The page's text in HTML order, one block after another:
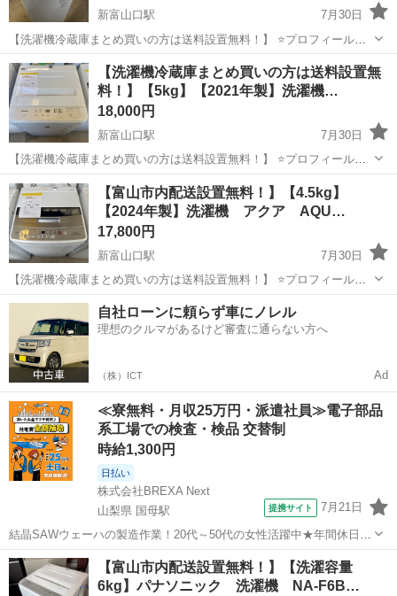
新富山口駅
7月30日
【洗濯機冷蔵庫まとめ買いの方は送料設置無料！】 ⭐️プロフィールを
お読みになってから、ご連絡下さい！ 倉庫にスタッフ常駐しており
ません！ アポイントなしでの直接の訪問はお控えくださいませ！ ま
た隣にある大きな倉庫は別会社...
富山 富山市 新富山口駅 生活家電 Hisense
【洗濯機冷蔵庫まとめ買いの方は送料設置無
料！】【5kg】【2021年製】洗濯機…
18,000円
新富山口駅
7月30日
【洗濯機冷蔵庫まとめ買いの方は送料設置無料！】 ⭐️プロフィールを
お読みになってから、ご連絡下さい！ 倉庫にスタッフ常駐しており
ません！ アポイントなしでの直接の訪問はお控えくださいませ！ ま
た隣にある大きな倉庫は別会社...
富山 富山市 新富山口駅 生活家電 階段
【富山市内配送設置無料！】【4.5kg】
【2024年製】洗濯機 アクア AQU…
17,800円
新富山口駅
7月30日
【洗濯機冷蔵庫まとめ買いの方は送料設置無料！】 ⭐️プロフィールを
お読みになってから、ご連絡下さい！ 倉庫にスタッフ常駐しており
ません！ アポイントなしでの直接の訪問はお控えくださいませ！ ま
た隣にある大きな倉庫は別会社...
富山 富山市 新富山口駅 生活家電 階段
自社ローンに頼らず車にノレル
理想のクルマがあるけど審査に通らない方へ
（株）ICT Ad
≪寮無料・月収25万円・派遣社員≫電子部品
系工場での検査・検品 交替制
時給1,300円
日払い
株式会社BREXA Next
山梨県 国母駅
提携サイト 7月21日
結晶SAWウェーハの製造作業！20代～50代の女性活躍中★年間休日
120日＆土日祝休み！クリーンルーム内でのお仕事！日払い制度利用可
◎正社員登用制度あり！マイカー通勤可！《山梨県中巨摩郡昭和町》
人気の工場のお仕事 ◇結晶...
山梨 国母駅 その他
【富山市内配送設置無料！】【洗濯容量
6kg】パナソニック 洗濯機 NA-F6B…